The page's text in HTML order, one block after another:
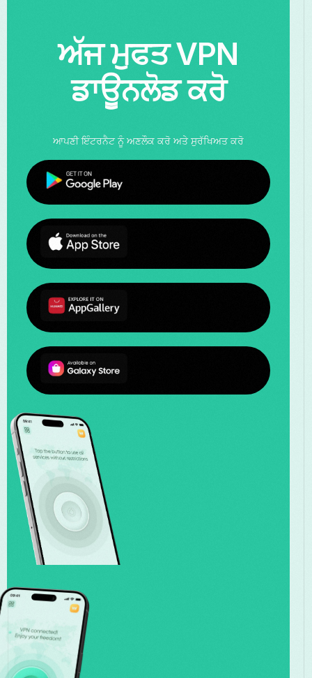
ਅੱਜ ਮੁਫਤ VPN
ਡਾਊਨਲੋਡ ਕਰੋ
ਆਪਣੀ ਇੰਟਰਨੈਟ ਨੂੰ ਅਣਲੌਕ ਕਰੋ ਅਤੇ ਸੁਰੱਖਿਅਤ ਕਰੋ